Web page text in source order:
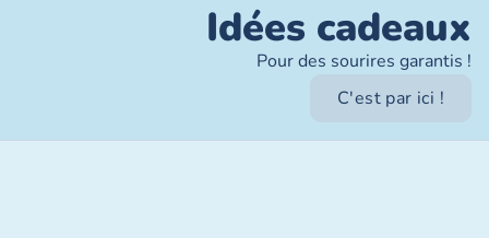
Idées cadeaux
Pour des sourires garantis !
C'est par ici !